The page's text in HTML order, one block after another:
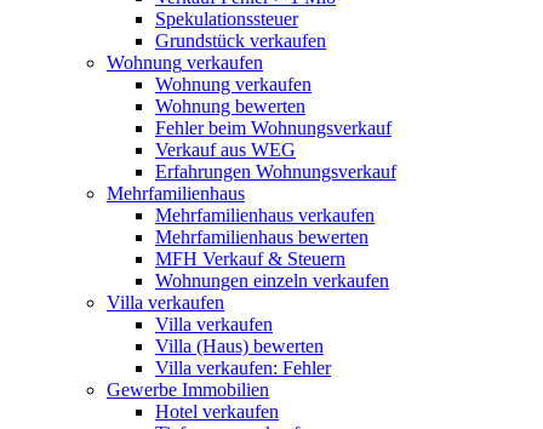
Spekulationssteuer
Grundstück verkaufen
Wohnung verkaufen
Wohnung verkaufen
Wohnung bewerten
Fehler beim Wohnungsverkauf
Verkauf aus WEG
Erfahrungen Wohnungsverkauf
Mehrfamilienhaus
Mehrfamilienhaus verkaufen
Mehrfamilienhaus bewerten
MFH Verkauf & Steuern
Wohnungen einzeln verkaufen
Villa verkaufen
Villa verkaufen
Villa (Haus) bewerten
Villa verkaufen: Fehler
Gewerbe Immobilien
Hotel verkaufen